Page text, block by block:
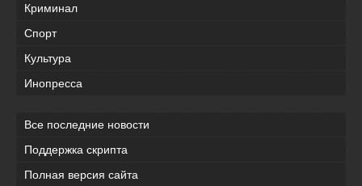
Криминал
Спорт
Культура
Инопресса
Все последние новости
Поддержка скрипта
Полная версия сайта